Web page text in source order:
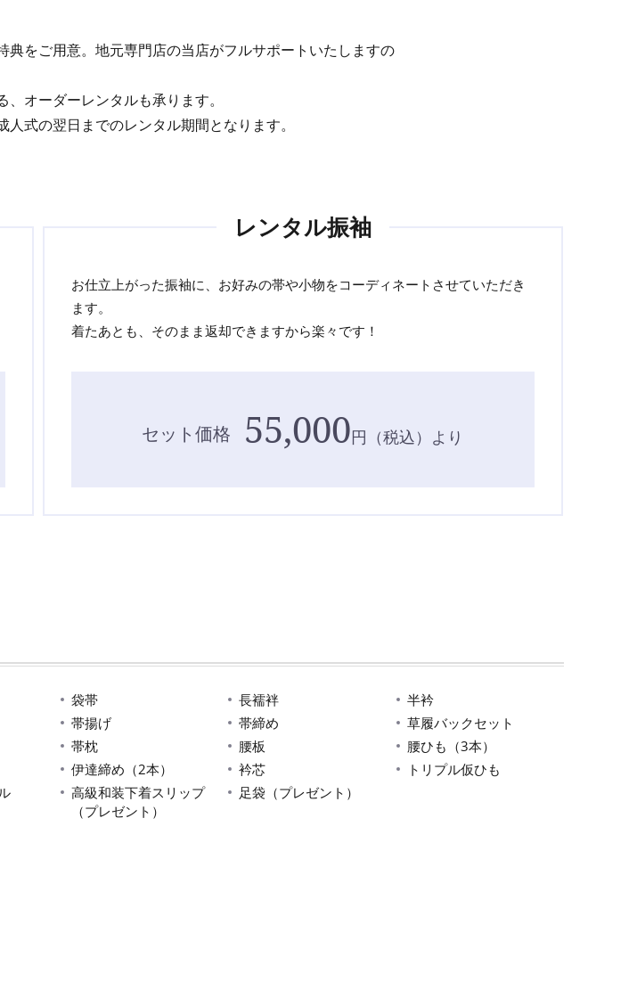
をご用意。地元専門店の当店がフルサポートいたしますの
オーダーレンタルも承ります。
式の翌日までのレンタル期間となります。
レンタル振袖
お仕立上がった振袖に、お好みの帯や小物をコーディネートさせていただき
ます。
着たあとも、そのまま返却できますから楽々です！
セット価格 55,000円 （税込）より
袋帯 長襦袢
半衿
帯揚げ 帯締め
草履バックセット
帯枕 腰板
腰ひも（3本）
伊達締め（2本） 衿芯
トリプル仮ひも
高級和装下着スリップ
（プレゼント）
足袋（プレゼント）